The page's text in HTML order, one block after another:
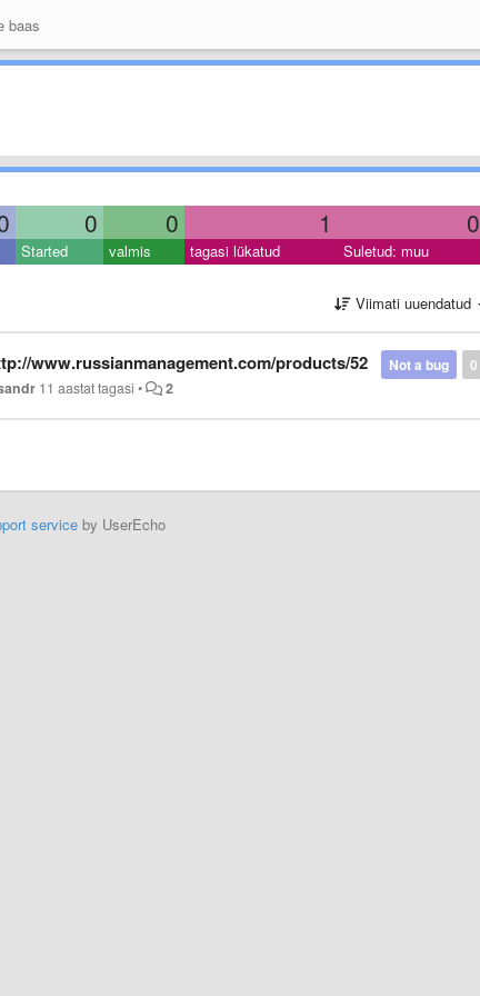
baas
0 0 1 0
Started valmis tagasi lükatud Suletud: muu
Viimati uuendatud
0
Not a bug
www.russianmanagement.com/products/52
11 aastat tagasi • 2
serviceby UserEcho